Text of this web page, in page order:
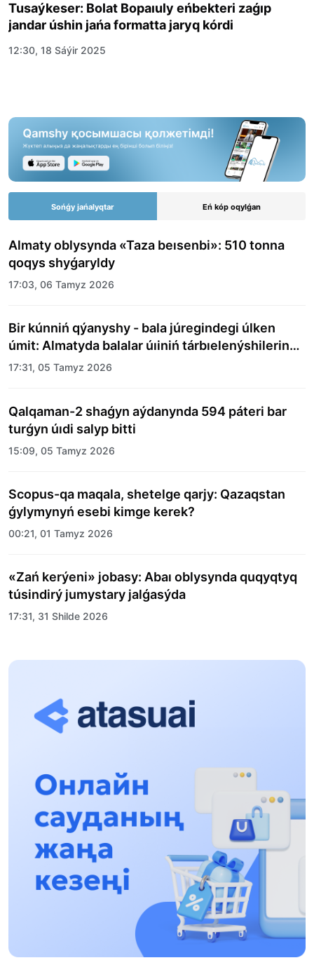
Tusaýkeser: Bolat Bopaıuly eńbekteri zaǵıp
jandar úshin jańa formatta jaryq kórdi
12:30, 18 Sáýir 2025
Sońǵy jańalyqtar Eń kóp oqylǵan
Almaty oblysynda «Taza beısenbi»: 510 tonna
qoqys shyǵaryldy
17:03, 06 Tamyz 2026
Bir kúnniń qýanyshy - bala júregindegi úlken
úmit: Almatyda balalar úıiniń tárbıelenýshilerine
merekelik kún uıymdastyryldy
17:31, 05 Tamyz 2026
Qalqaman-2 shaǵyn aýdanynda 594 páteri bar
turǵyn úıdi salyp bitti
15:09, 05 Tamyz 2026
Scopus-qa maqala, shetelge qarjy: Qazaqstan
ǵylymynyń esebi kimge kerek?
00:21, 01 Tamyz 2026
«Zań kerýeni» jobasy: Abaı oblysynda quqyqtyq
túsindirý jumystary jalǵasýda
17:31, 31 Shilde 2026
Halyqaralyq «Formýla-1 H2O» jarysyn Qonaev
13:13, 30 Shilde 2026
12:01, 28 Shilde 2026
Abzal Dostıar: Dýman Muhametkárimdi Almaty
túrmesine aýystyrýy múmkin
16:15, 27 Shilde 2026
Óskenbaı Qulataıuly: Rýhanıatqa qyzmet etken
17:46, 26 Shilde 2026